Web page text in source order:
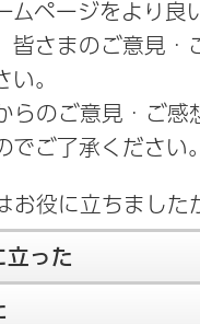
ムページをより良
皆さまのご意見・
い。
らのご意見・ご感
でご了承ください。
お役に立ちました
立った